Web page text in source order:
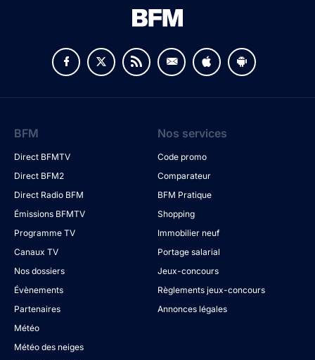
BFM
Direct BFMTV
Direct BFM2
Direct Radio BFM
Émissions BFMTV
Programme TV
Canaux TV
Nos dossiers
Évènements
Partenaires
Météo
Météo des neiges
Nos services
Code promo
Comparateur
BFM Pratique
Shopping
Immobilier neuf
Portage salarial
Jeux-concours
Règlements jeux-concours
Annonces légales